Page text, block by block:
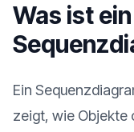
Was ist ein
Ein
zeigt, wie Objekte